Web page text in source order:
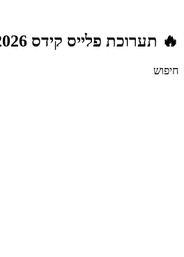
🔥 תערוכת פלייס קידס 2026 בעיצומה! מחירים מטורפים לשנת הלימודים תשפ"ז | משלוח חינם מעל 999 ₪ | מתנות מטורפות בכל רכישה! 🚚🎁
חיפוש